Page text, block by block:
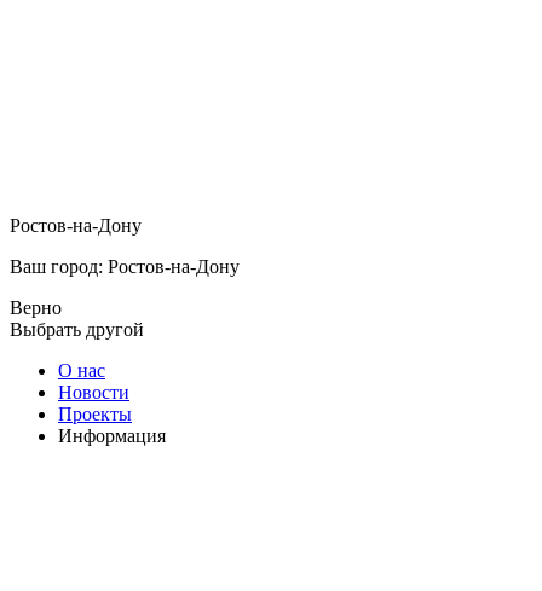
Ростов-на-Дону
Ваш город: Ростов-на-Дону
Верно
Выбрать другой
О нас
Новости
Проекты
Информация